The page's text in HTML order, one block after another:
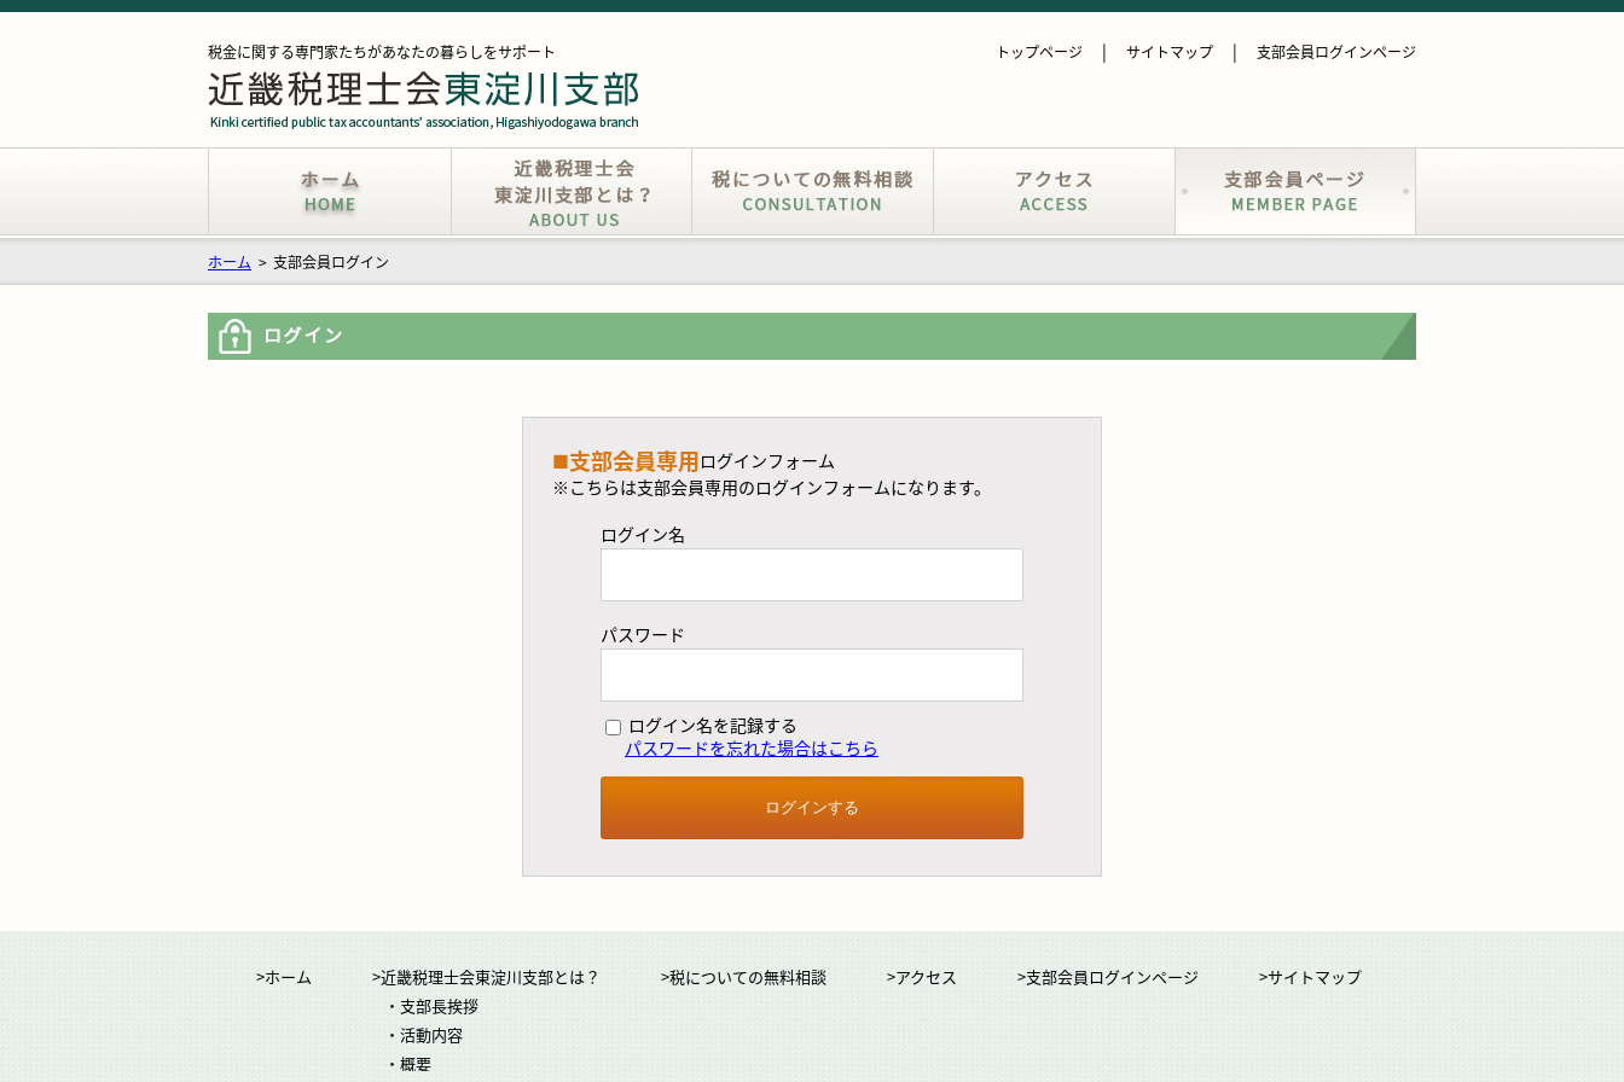
税金に関する専門家たちがあなたの暮らしをサポート トップページ サイトマップ 支部会員ログインページ
ホーム > 支部会員ログイン
■支部会員専用ログインフォーム
※こちらは支部会員専用のログインフォームになります。
ログイン名
パスワード
ログイン名を記録する
パスワードを忘れた場合はこちら
>ホーム
>近畿税理士会東淀川支部とは？
・支部長挨拶
・活動内容
・概要
>税についての無料相談 >アクセス >支部会員ログインページ >サイトマップ